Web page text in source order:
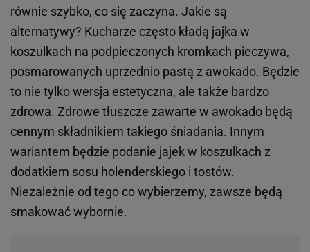
równie szybko, co się zaczyna. Jakie są
alternatywy? Kucharze często kładą jajka w
koszulkach na podpieczonych kromkach pieczywa,
posmarowanych uprzednio pastą z awokado. Będzie
to nie tylko wersja estetyczna, ale także bardzo
zdrowa. Zdrowe tłuszcze zawarte w awokado będą
cennym składnikiem takiego śniadania. Innym
wariantem będzie podanie jajek w koszulkach z
dodatkiem sosu holenderskiego i tostów.
Niezależnie od tego co wybierzemy, zawsze będą
smakować wybornie.